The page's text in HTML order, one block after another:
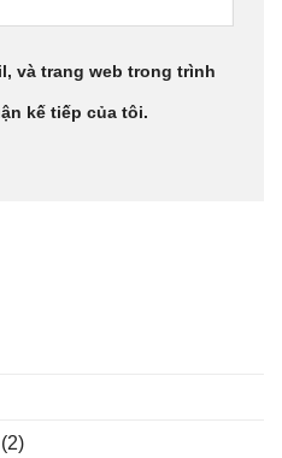
và trang web trong trình
kế tiếp của tôi.
(2)